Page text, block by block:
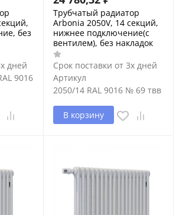
без
дней
9016
Трубчатый радиатор
Arbonia 2050V, 14 секций,
нижнее подключение(с
вентилем), без накладок
Срок поставки от 3х дней
Артикул
2050/14 RAL 9016 № 69 твв
В корзину